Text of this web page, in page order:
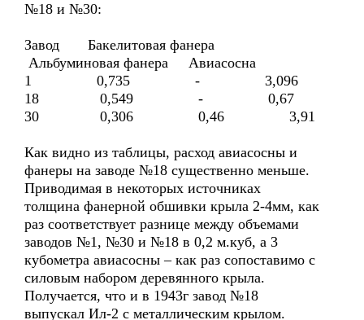
№18 и №30:
Завод Бакелитовая фанера
Альбуминовая фанера Авиасосна
1 0,735 - 3,096
18 0,549 - 0,67
30 0,306 0,46 3,91
Как видно из таблицы, расход авиасосны и
фанеры на заводе №18 существенно меньше.
Приводимая в некоторых источниках
толщина фанерной обшивки крыла 2-4мм, как
раз соответствует разнице между объемами
заводов №1, №30 и №18 в 0,2 м.куб, а 3
кубометра авиасосны – как раз сопоставимо с
силовым набором деревянного крыла.
Получается, что и в 1943г завод №18
выпускал Ил-2 с металлическим крылом.